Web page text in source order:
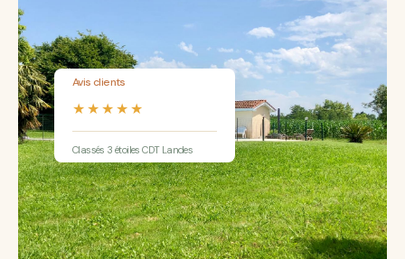
Avis clients
★★★★★
Classés 3 étoiles CDT Landes